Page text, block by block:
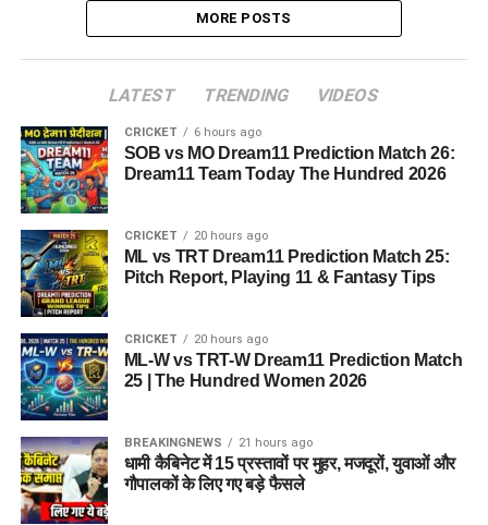
MORE POSTS
LATEST TRENDING VIDEOS
CRICKET 6 hours ago
SOB vs MO Dream11 Prediction Match 26:
Dream11 Team Today The Hundred 2026
CRICKET 20 hours ago
ML vs TRT Dream11 Prediction Match 25:
Pitch Report, Playing 11 & Fantasy Tips
CRICKET 20 hours ago
ML-W vs TRT-W Dream11 Prediction Match
25 | The Hundred Women 2026
BREAKINGNEWS 21 hours ago
धामी कैबिनेट में 15 प्रस्तावों पर मुहर, मजदूरों, युवाओं और
गौपालकों के लिए गए बड़े फैसले